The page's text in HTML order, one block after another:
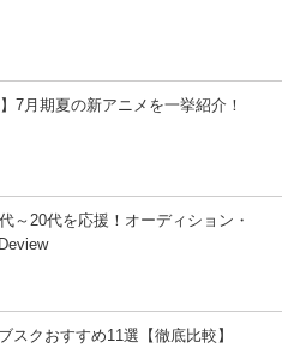
7月期夏の新アニメを一挙紹介！
～20代を応援！オーディション・
スクおすすめ11選【徹底比較】